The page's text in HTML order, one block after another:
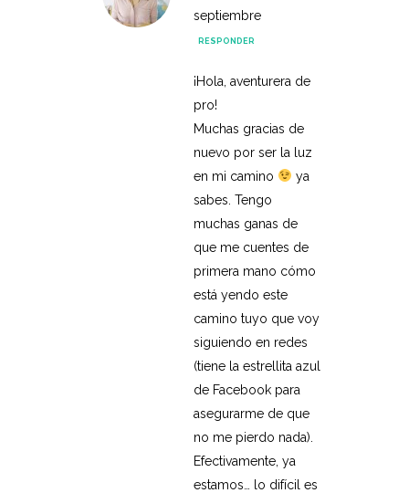
septiembre
RESPONDER
¡Hola, aventurera de
pro!
Muchas gracias de
nuevo por ser la luz
en mi camino
ya
sabes. Tengo
muchas ganas de
que me cuentes de
primera mano cómo
está yendo este
camino tuyo que voy
siguiendo en redes
(tiene la estrellita azul
de Facebook para
asegurarme de que
no me pierdo nada).
Efectivamente, ya
estamos… lo difícil es